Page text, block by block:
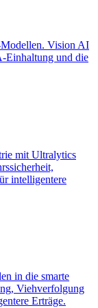
Vision AI
Einhaltung und die
mit Ultralytics
intelligentere
in die smarte
Viehverfolgung
Erträge.